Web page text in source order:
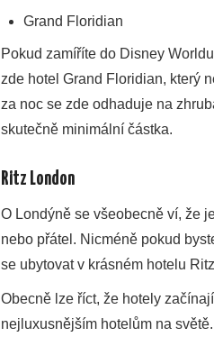
Grand Floridian
Pokud zamíříte do Disney
zde hotel Grand Floridian, který
za noc se zde odhaduje na
skutečně minimální částka.
Ritz London
O Londýně se všeobecně ví, že
nebo přátel. Nicméně pokud
se ubytovat v krásném hotelu
Obecně lze říct, že hotely
nejluxusnějším hotelům na světě.